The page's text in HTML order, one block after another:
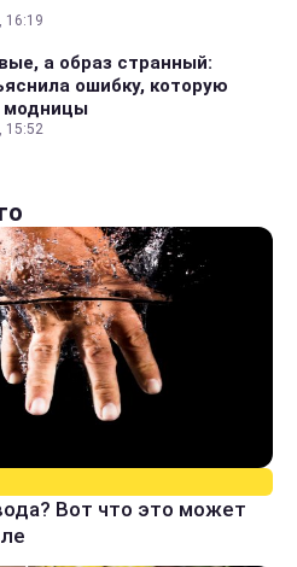
16:19
а образ странный:
ошибку, которую
модницы
15:52
Вот что это может